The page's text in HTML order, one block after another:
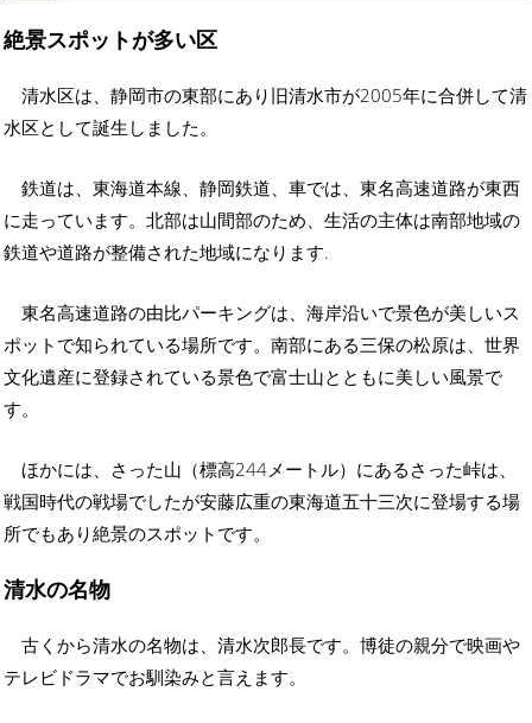
絶景スポットが多い区
清水区は、静岡市の東部にあり旧清水市が2005年に合併して清
水区として誕生しました。
鉄道は、東海道本線、静岡鉄道、車では、東名高速道路が東西
に走っています。北部は山間部のため、生活の主体は南部地域の
鉄道や道路が整備された地域になります.
東名高速道路の由比パーキングは、海岸沿いで景色が美しいス
ポットで知られている場所です。南部にある三保の松原は、世界
文化遺産に登録されている景色で富士山とともに美しい風景で
す。
ほかには、さった山（標高244メートル）にあるさった峠は、
戦国時代の戦場でしたが安藤広重の東海道五十三次に登場する場
所でもあり絶景のスポットです。
清水の名物
古くから清水の名物は、清水次郎長です。博徒の親分で映画や
テレビドラマでお馴染みと言えます。